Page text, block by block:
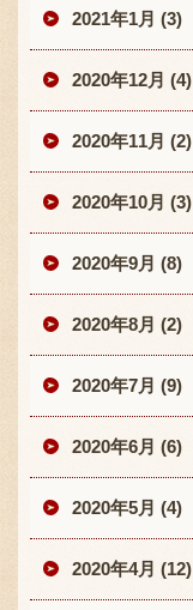
2021年1月 (3)
2020年12月 (4)
2020年11月 (2)
2020年10月 (3)
2020年9月 (8)
2020年8月 (2)
2020年7月 (9)
2020年6月 (6)
2020年5月 (4)
2020年4月 (12)